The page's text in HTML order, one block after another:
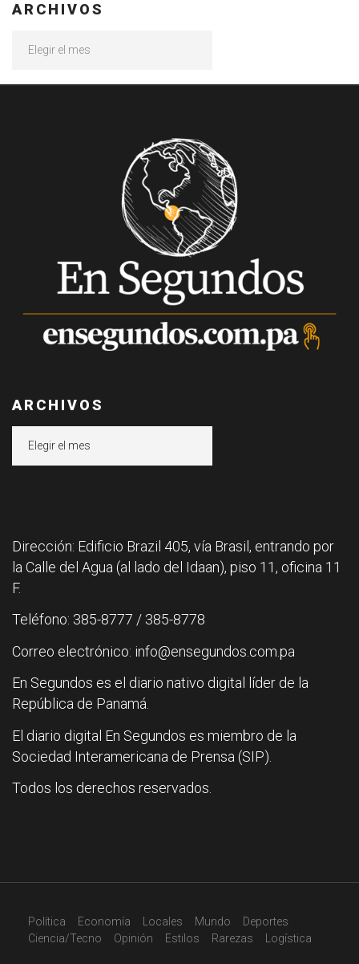
ARCHIVOS
ARCHIVOS
Dirección: Edificio Brazil 405, vía Brasil, entrando por
la Calle del Agua (al lado del Idaan), piso 11, oficina 11
F.
Teléfono: 385-8777 / 385-8778
Correo electrónico: info@ensegundos.com.pa
En Segundos es el diario nativo digital líder de la
República de Panamá.
El diario digital En Segundos es miembro de la
Sociedad Interamericana de Prensa (SIP).
Todos los derechos reservados.
Política Economía Locales Mundo
Deportes
Ciencia/Tecno
Opinión Estilos Rarezas Logística